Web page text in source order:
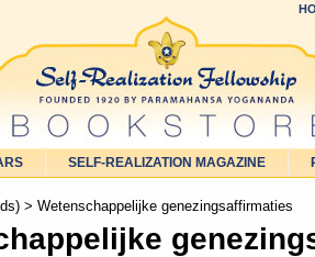
SELF-REALIZATION MAGAZINE
> Wetenschappelijke genezingsaffirmaties